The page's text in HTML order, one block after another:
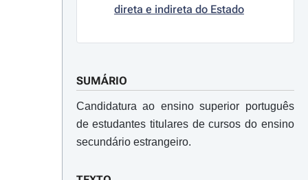
direta e indireta do Estado
SUMÁRIO
Candidatura ao ensino superior português
de estudantes titulares de cursos do ensino
secundário estrangeiro.